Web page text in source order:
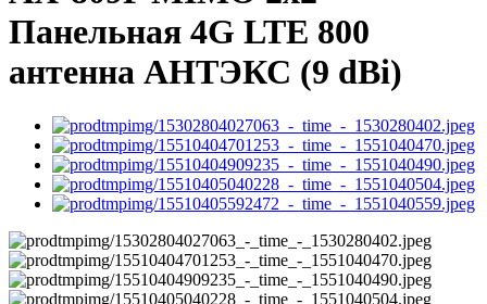
Панельная 4G LTE 800
антенна АНТЭКС (9 dBi)